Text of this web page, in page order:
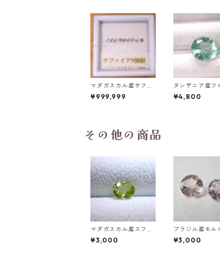
マダガスカル産サファ
イア ルース 9個組 2.4
～2.5mm
¥999,999
タンザニア産フ
イト(蛍光) ペア
プカットルー
¥4,800
その他の商品
マダガスカル産スフェ
ーン オーバルカットル
ース 1.03ct 6.3mm*5.
¥3,000
ブラジル産モル
ト ハートカッ
m)/ラウンドカ
¥3,000